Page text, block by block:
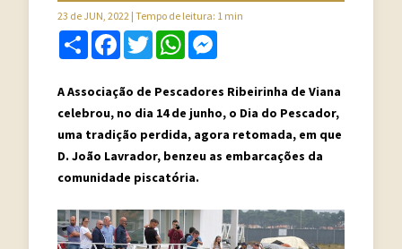
23 de JUN, 2022 | Tempo de leitura: 1 min
Share FacebookTwitterWhatsApp
A Associação de Pescadores Ribeirinha de Viana
celebrou, no dia 14 de junho, o Dia do Pescador,
uma tradição perdida, agora retomada, em que
D. João Lavrador, benzeu as embarcações da
comunidade piscatória.